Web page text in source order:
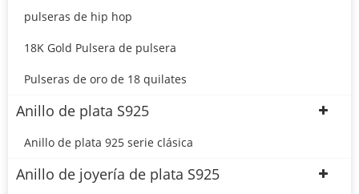
pulseras de hip hop
18K Gold Pulsera de pulsera
Pulseras de oro de 18 quilates
Anillo de plata S925
Anillo de plata 925 serie clásica
Anillo de joyería de plata S925